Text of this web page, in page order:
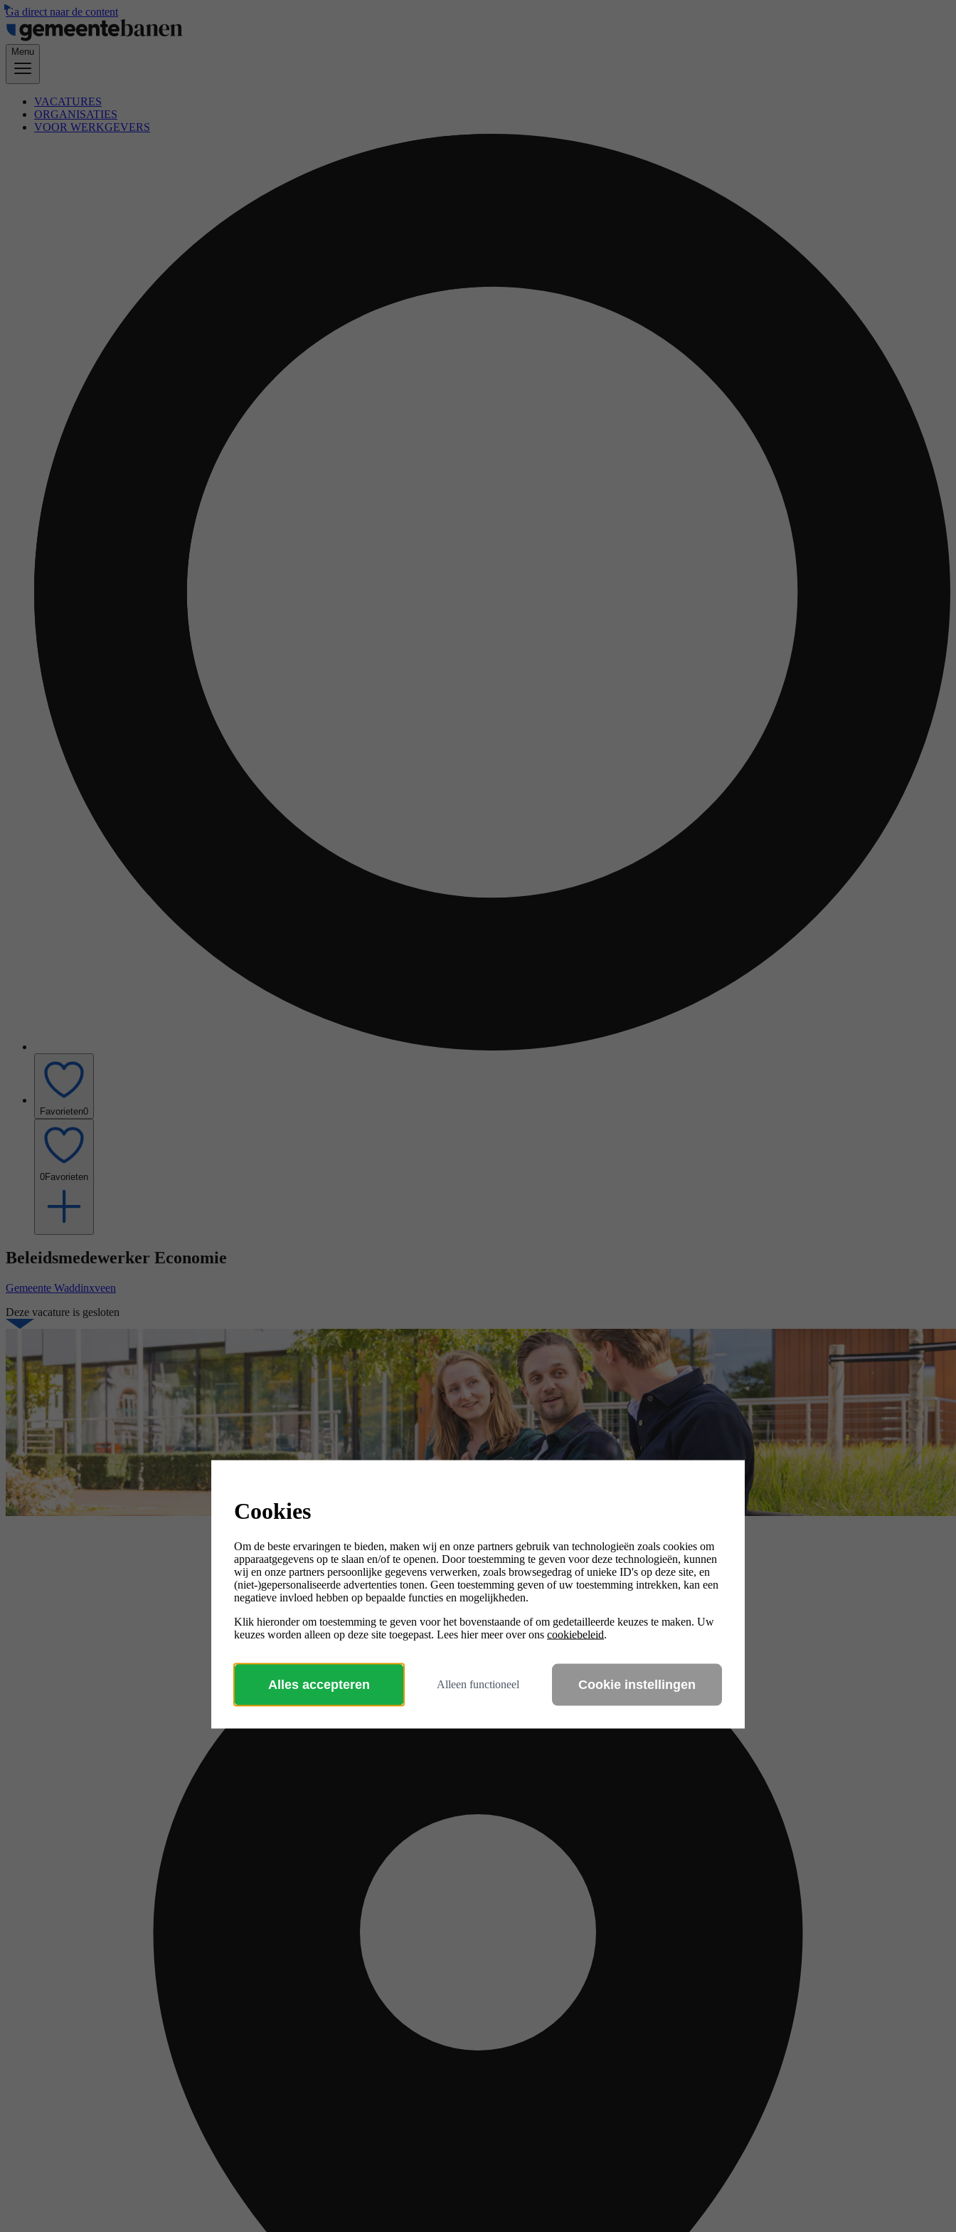
Ga direct naar de content
Menu
VACATURES
ORGANISATIES
VOOR WERKGEVERS
Favorieten0
0Favorieten
Beleidsmedewerker Economie
Gemeente Waddinxveen
Deze vacature is gesloten
Cookies
Om de beste ervaringen te bieden, maken wij en onze partners gebruik van technologieën zoals cookies om
apparaatgegevens op te slaan en/of te openen. Door toestemming te geven voor deze technologieën, kunnen
wij en onze partners persoonlijke gegevens verwerken, zoals browsegedrag of unieke ID's op deze site, en
(niet-)gepersonaliseerde advertenties tonen. Geen toestemming geven of uw toestemming intrekken, kan een
negatieve invloed hebben op bepaalde functies en mogelijkheden.
Klik hieronder om toestemming te geven voor het bovenstaande of om gedetailleerde keuzes te maken. Uw
keuzes worden alleen op deze site toegepast. Lees hier meer over ons cookiebeleid.
Alles accepteren Alleen functioneel Cookie instellingen